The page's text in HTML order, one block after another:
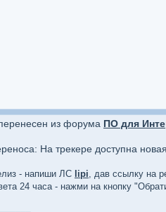
из форума ПО для
На трекере доступна
- напиши ЛС lipi, дав ссылку на
24 часа - нажми на кнопку